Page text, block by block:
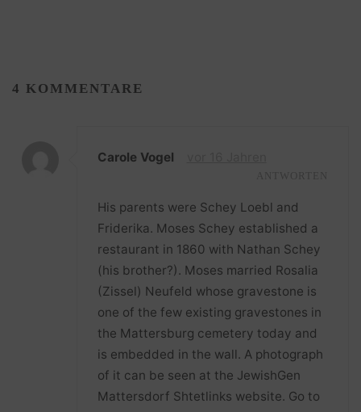
4 KOMMENTARE
Carole Vogel
His parents were Schey Loebl and
Friderika. Moses Schey established a
restaurant in 1860 with Nathan Schey
(his brother?). Moses married Rosalia
(Zissel) Neufeld whose gravestone is
one of the few existing gravestones in
the Mattersburg cemetery today and
is embedded in the wall. A photograph
of it can be seen at the JewishGen
Mattersdorf Shtetlinks website. Go to